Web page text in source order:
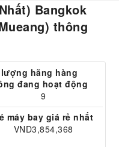
Bangkok
thông
hãng hàng
đang hoạt động
9
máy bay giá rẻ nhất
VND3,854,368